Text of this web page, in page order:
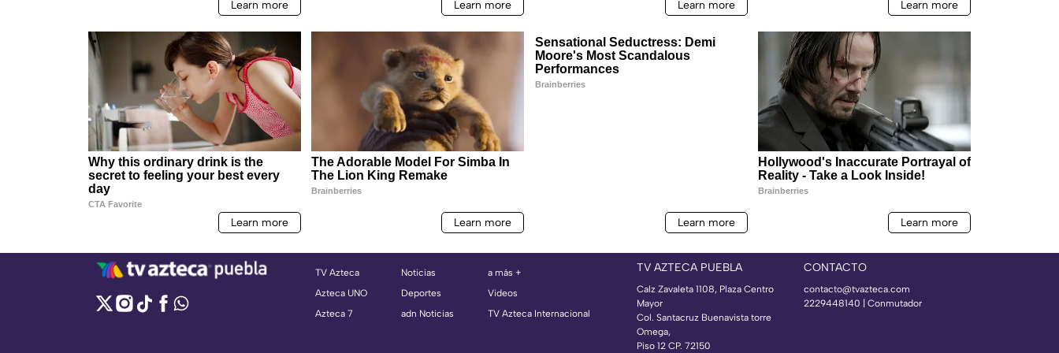
TV Azteca
Azteca UNO
Azteca 7
Noticias
Deportes
adn Noticias
a más +
Videos
TV Azteca Internacional
TV AZTECA PUEBLA
Calz Zavaleta 1108, Plaza Centro
Mayor
Col. Santacruz Buenavista torre
Omega,
Piso 12 CP. 72150
CONTACTO
contacto@tvazteca.com
2229448140 | Conmutador